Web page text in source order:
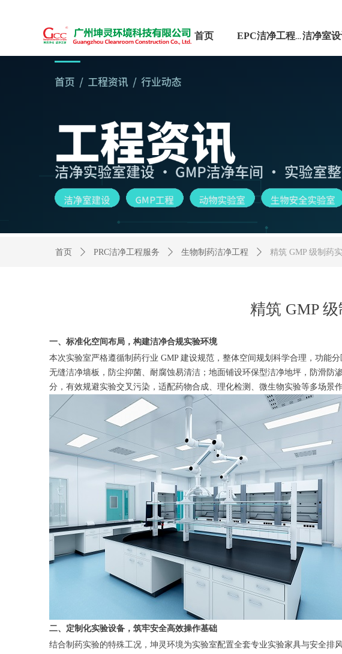
首页 EPC洁净工程服务
精筑 GMP
一、标准化空间布局，构建洁净合规实验环境
本次实验室严格遵循制药行业 GMP 建设规范，整体空间规划科学合理，功能
无缝洁净墙板，防尘抑菌、耐腐蚀易清洁；地面铺设环保型洁净地坪，防滑
分，有效规避实验交叉污染，适配药物合成、理化检测、微生物实验等多场景作
二、定制化实验设备，筑牢安全高效操作基础
结合制药实验的特殊工况，坤灵环境为实验室配置全套专业实验家具与安全排
首页 ꄲ PRC洁净工程服务 ꄲ 生物制药洁净工程 ꄲ 精筑 GMP 级制药